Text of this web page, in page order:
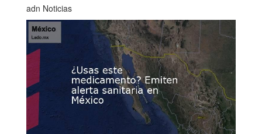
adn Noticias